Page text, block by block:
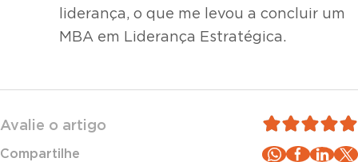
liderança, o que me levou a concluir um
MBA em Liderança Estratégica.
Avalie o artigo
Compartilhe